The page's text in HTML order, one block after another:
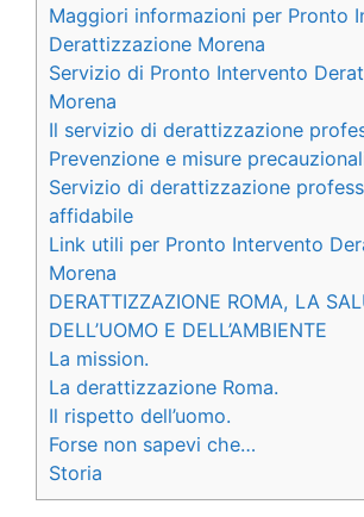
Maggiori informazioni per Pronto
Derattizzazione Morena
Servizio di Pronto Intervento
Morena
Il servizio di derattizzazione
Prevenzione e misure
Servizio di derattizzazione
affidabile
Link utili per Pronto Intervento
Morena
DERATTIZZAZIONE ROMA, LA
DELL’UOMO E DELL’AMBIENTE
La mission.
La derattizzazione Roma.
Il rispetto dell’uomo.
Forse non sapevi che…
Storia